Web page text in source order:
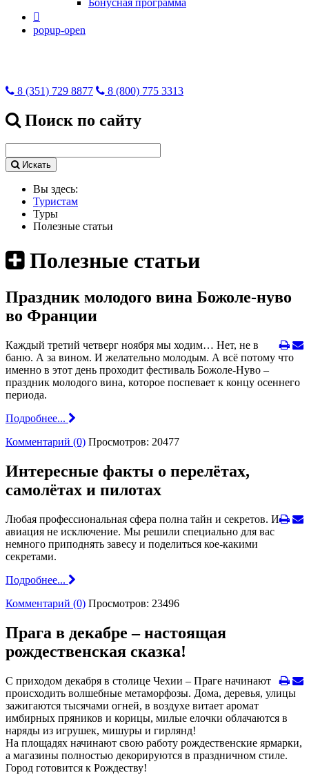

popup-open
8 (351) 729 8877 8 (800) 775 3313
Поиск по сайту
Искать
Вы здесь:
Туристам
Туры
Полезные статьи
Полезные статьи
Праздник молодого вина Божоле-нуво
во Франции
Каждый третий четверг ноября мы ходим… Нет, не в
баню. А за вином. И желательно молодым. А всё потому что
именно в этот день проходит фестиваль Божоле-Нуво –
праздник молодого вина, которое поспевает к концу осеннего
периода.
Подробнее...
Комментарий (0) Просмотров: 20477
Интересные факты о перелётах,
самолётах и пилотах
Любая профессиональная сфера полна тайн и секретов. И
авиация не исключение. Мы решили специально для вас
немного приподнять завесу и поделиться кое-какими
секретами.
Подробнее...
Комментарий (0) Просмотров: 23496
Прага в декабре – настоящая
рождественская сказка!
С приходом декабря в столице Чехии – Праге начинают
происходить волшебные метаморфозы. Дома, деревья, улицы
зажигаются тысячами огней, в воздухе витает аромат
имбирных пряников и корицы, милые елочки облачаются в
наряды из игрушек, мишуры и гирлянд!
На площадях начинают свою работу рождественские ярмарки,
а магазины полностью декорируются в праздничном стиле.
Город готовится к Рождеству!